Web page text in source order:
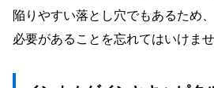
陥りやすい落とし穴でもあるため
必要があることを忘れてはいけませ